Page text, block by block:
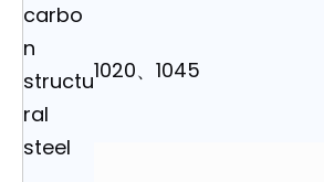
carbo
n
structu
ral
steel
1020、1045